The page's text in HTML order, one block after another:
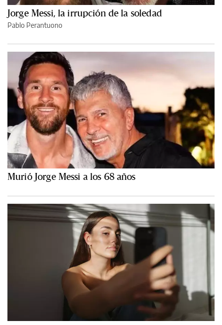
Jorge Messi, la irrupción de la soledad
Pablo Perantuono
Murió Jorge Messi a los 68 años